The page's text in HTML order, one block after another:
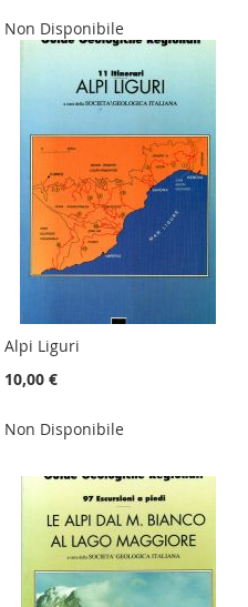
Non Disponibile
Alpi Liguri
10,00 €
Non Disponibile